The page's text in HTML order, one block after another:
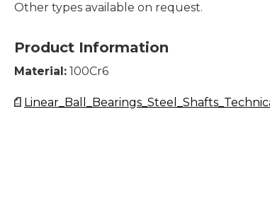
Other types available on request.
Product Information
Material: 100Cr6